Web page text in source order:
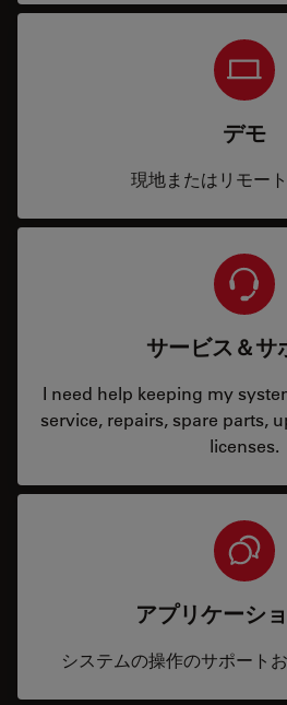
デモ
現地またはリモー
サービス＆サ
I need help keeping my
service, repairs, spare parts,
licenses.
アプリケーシ
システムの操作のサポート